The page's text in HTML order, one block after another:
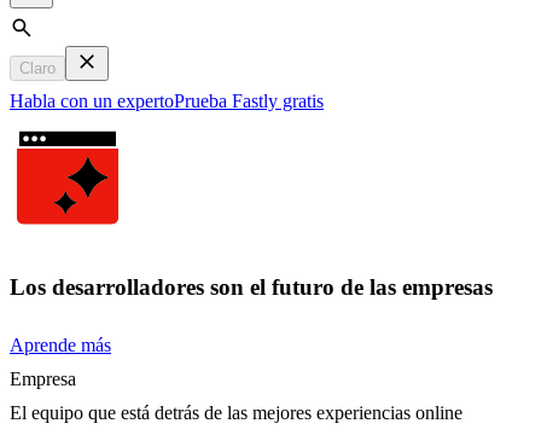
Search
Claro
Habla con un expertoPrueba Fastly gratis
Los desarrolladores son el futuro de las empresas
Aprende más
Empresa
El equipo que está detrás de las mejores experiencias online